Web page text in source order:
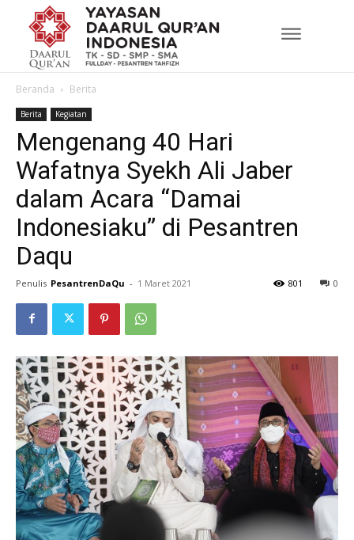
Beranda Berita
Berita Kegiatan
Mengenang 40 Hari
Wafatnya Syekh Ali Jaber
dalam Acara “Damai
Indonesiaku” di Pesantren
Daqu
Penulis PesantrenDaQu - 1 Maret 2021 0
801